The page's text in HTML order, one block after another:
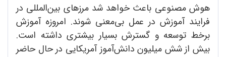
هوش مصنوعی باعث خواهد شد مرزهای بین‌المللی در
فرایند آموزش در عمل بی‌معنی شوند. امروزه آموزش
برخط توسعه و گسترش بسیار بیشتری داشته است.
بیش از شش میلیون دانش‌آموز آمریکایی در حال حاضر